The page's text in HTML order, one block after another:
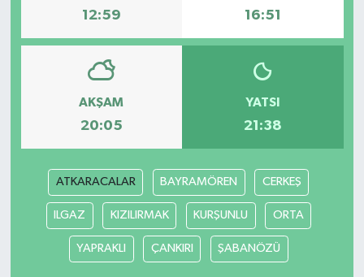
12:59 16:51
AKŞAM
20:05
YATSI
21:38
ATKARACALAR BAYRAMÖREN CERKEŞ
ILGAZ KIZILIRMAK KURŞUNLU ORTA
YAPRAKLI ÇANKIRI ŞABANÖZÜ
Sürmanşet
Teknoloji
Yaşam